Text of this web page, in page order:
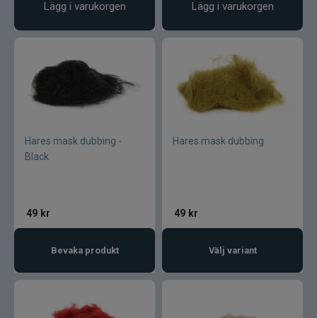
Lägg i varukorgen Lägg i varukorgen
Hares mask dubbing -
Black
49 kr
Bevaka produkt
Hares mask dubbing
49 kr
Välj variant